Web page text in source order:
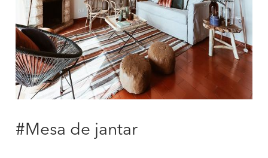
#Mesa de jantar